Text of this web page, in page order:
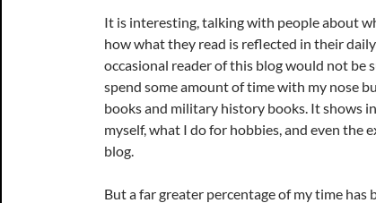
It is interesting, talking with people about
how what they read is reflected in their
occasional reader of this blog would not be
spend some amount of time with my nose
books and military history books. It shows
myself, what I do for hobbies, and even the
blog.
But a far greater percentage of my time has